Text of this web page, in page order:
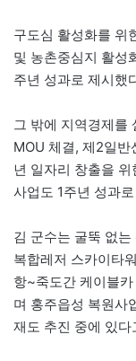
구도심 활성화를 위
및 농촌중심지 활성
주년 성과로 제시했
그 밖에 지역경제를
MOU 체결, 제2일반
년 일자리 창출을
사업도 1주년 성과
김 군수는 굴뚝 없
복합레저 스카이타
항~죽도간 케이블
며 홍주읍성 복원사
재도 추진 중에 있다